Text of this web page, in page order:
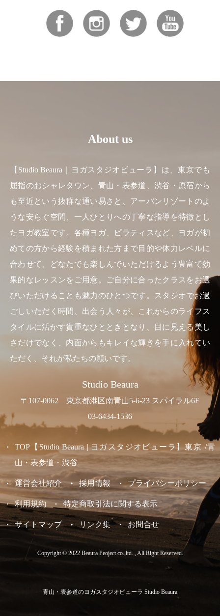
About us
【Studio Beaura｜ヨガスタジオビューラ】は、東京でも
屈指のおシャレタウン、青山・表参道、渋谷・原宿から
も至近という抜群な通い易さと、アーバンリゾートのよ
うな安らぐ空間、一人ひとりへの丁寧な指導を特徴とし
たヨガ教室です。各種ヨガ、ピラティスなど、ヨガが初
めての方から経験を積まれた方まで目的や体力レベルに
合わせて、どなたでも楽しんでいただけるよう豊富で効
果的なレッスンをご用意。ご自分に合ったクラスをお選
びいただけることも魅力のひとつです。スタジオでお過
ごしいただく時間、出会う人々が、これからのライフス
タイルに活かす貴重なひとときとなり、目に見える美し
さだけでなく、内面からもキレイな輝きを手に入れてい
ただく、それが私たちの願いです。
Studio Beaura
〒107-0062 東京都港区南青山5-6-23 スパイラル6F
03-6434-1536
TOP【Studio Beaura | ヨガスタジオビューラ】東京 /青
山・表参道・渋谷
運営会社紹介 採用情報 プライバシーポリシー
利用規約 特定商取引法に関する表示
サイトマップ リンク集 お問合せ
Copyright © 2022 Beaura Peoject co.,ltd. , All Right Reserved.
青山・表参道のヨガスタジオビューラ Studio Beaura